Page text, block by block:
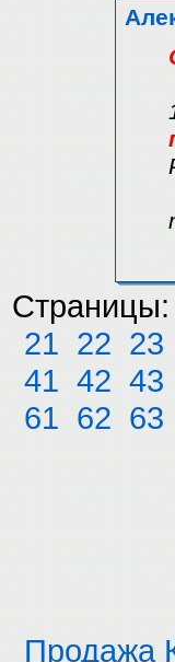
Страницы:
21 22 23
41 42 43
61 62 63
Продажа